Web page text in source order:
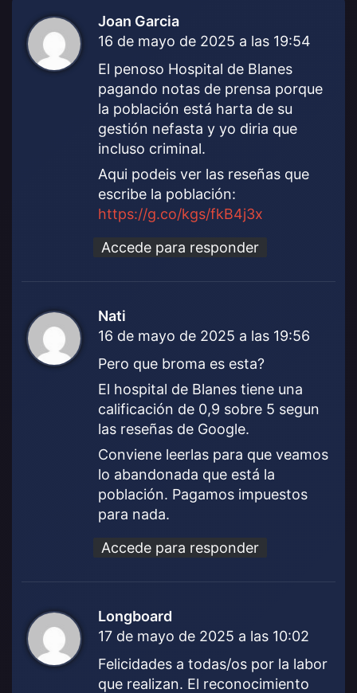
Joan Garcia
i
e
16 de mayo de 2025 a las 19:54
El penoso Hospital de Blanes
pagando notas de prensa porque
la población está harta de su
gestión nefasta y yo diria que
incluso criminal.
Aqui podeis ver las reseñas que
escribe la población:
https://g.co/kgs/fkB4j3x
Accede para responder
Nati
i
:
16 de mayo de 2025 a las 19:56
Pero que broma es esta?
El hospital de Blanes tiene una
calificación de 0,9 sobre 5 segun
las reseñas de Google.
Conviene leerlas para que veamos
lo abandonada que está la
población. Pagamos impuestos
para nada.
Accede para responder
Longboard
i
e
17 de mayo de 2025 a las 10:02
Felicidades a todas/os por la labor
que realizan. El reconocimiento